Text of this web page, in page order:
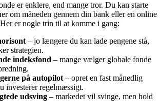
er enklere, end mange tror. Du kan starte
om måneden gennem din bank eller en online
er nogle trin til at komme i gang:
– jo længere du kan lade pengene stå,
strategien.
indeksfond – mange vælger globale fonde
på autopilot – opret en fast månedlig
investerer regelmæssigt.
udsving – markedet vil svinge, men hold